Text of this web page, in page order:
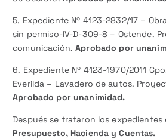
5. Expediente Nº 4123-2832/17 –
sin permiso-IV-D-309-8 – Ostende.
comunicación.Aprobado por
6. Expediente Nº 4123-1970/2011
Everilda – Lavadero de autos.
Aprobado por unanimidad.
Después se trataron los
Presupuesto, Hacienda y Cuentas.